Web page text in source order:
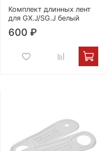
Комплект длинных лент
для GX.J/SG.J белый
600 ₽